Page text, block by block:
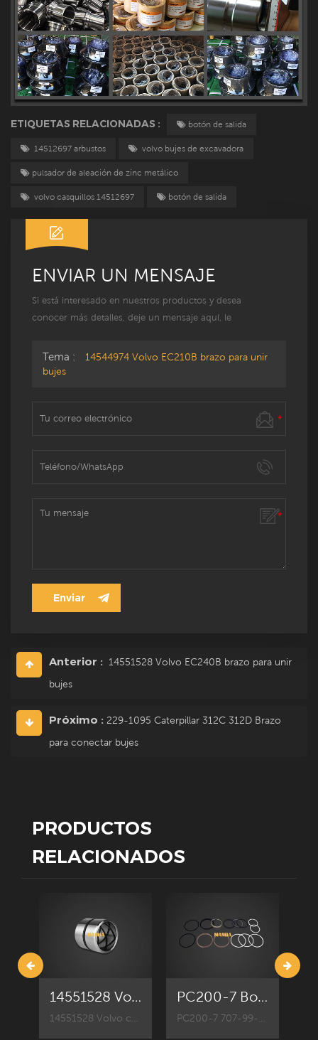
ETIQUETAS RELACIONADAS : botón de salida
14512697 arbustos volvo bujes de excavadora
pulsador de aleación de zinc metálico
volvo casquillos 14512697 botón de salida
ENVIAR UN MENSAJE
Si está interesado en nuestros productos y desea
conocer más detalles, deje un mensaje aquí, le
Tema :
14544974 Volvo EC210B brazo para unir
bujes
Anterior : 14551528 Volvo EC240B brazo para unir
bujes
Próximo : 229-1095 Caterpillar 312C 312D Brazo
para conectar bujes
PRODUCTOS
RELACIONADOS
14551528 Volvo EC240B brazo para unir bujes PC200-7 Boom Oil Cylinder Seal Kit 707-99-46130